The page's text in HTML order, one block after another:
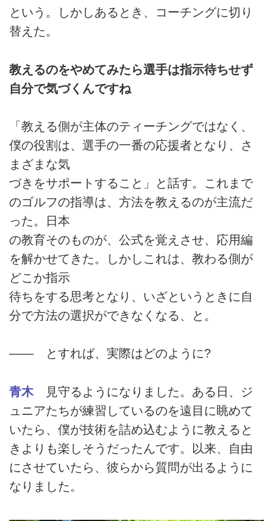
という。しかしあるとき、コーチングに切り
替えた。
教えるのをやめてみたら選手は指示待ちせず
自分で気づくんですね
「教える側が主体のティーチングではなく、
僕の役割は、選手の一番の応援者となり、さ
まざまな気
づきをサポートすること」と話す。これまで
のゴルフの指導は、方法を教えるのが主流だ
った。日本
の教育そのものが、公式を覚えさせ、応用編
を解かせてきた。しかしこれは、教わる側が
どこか指示
待ちをする思考となり、いざというときに自
分で方法の選択ができなくなる、と。
―― とすれば、実際はどのように?
青木 見守るようになりました。ある日、ジ
ュニアたちが練習しているのを遠目に眺めて
いたら、僕が技術を詰め込むように教えると
きよりも楽しそうだったんです。以来、自由
にさせていたら、彼らから質問が出るように
なりました。